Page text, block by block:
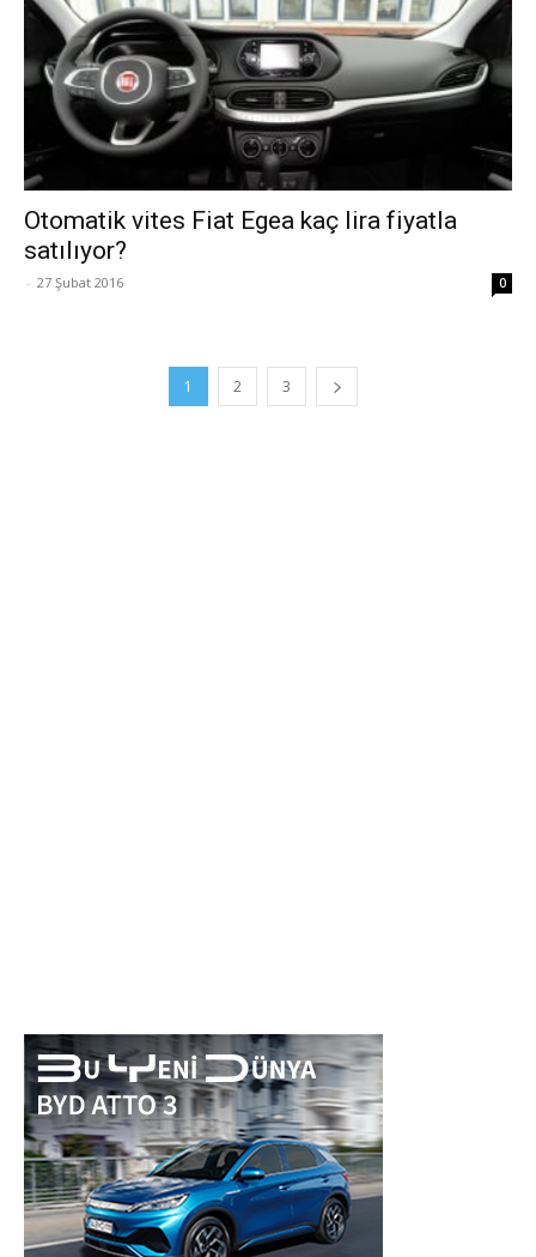
Otomatik vites Fiat Egea kaç lira fiyatla
satılıyor?
- 27 Şubat 2016 0
1 2 3